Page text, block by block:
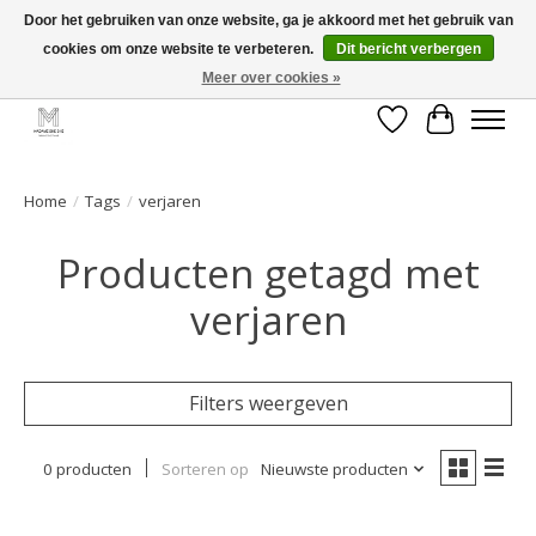
GRATIS verzending vanaf €50 voor BE - €75 voor NL - After pay mogelijk!
Verlanglijst
Home / Tags / verjaren
Producten getagd met
verjaren
Filters weergeven
0 producten Sorteren op Nieuwste producten
Door het gebruiken van onze website, ga je akkoord met het gebruik van
cookies om onze website te verbeteren.
Dit bericht verbergen
Meer over cookies »